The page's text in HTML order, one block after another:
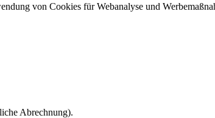
von Cookies für Webanalyse und
Abrechnung).